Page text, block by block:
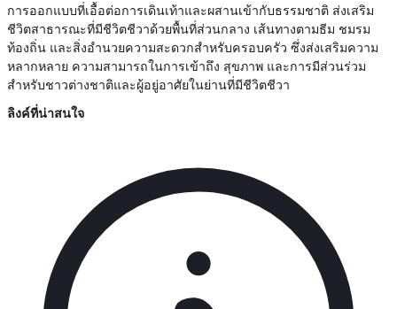
การออกแบบที่เอื้อต่อการเดินเท้าและผสานเข้ากับธรรมชาติ ส่งเสริม
ชีวิตสาธารณะที่มีชีวิตชีวาด้วยพื้นที่ส่วนกลาง เส้นทางตามธีม ชมรม
ท้องถิ่น และสิ่งอำนวยความสะดวกสำหรับครอบครัว ซึ่งส่งเสริมความ
หลากหลาย ความสามารถในการเข้าถึง สุขภาพ และการมีส่วนร่วม
สำหรับชาวต่างชาติและผู้อยู่อาศัยในย่านที่มีชีวิตชีวา
ลิงค์ที่น่าสนใจ